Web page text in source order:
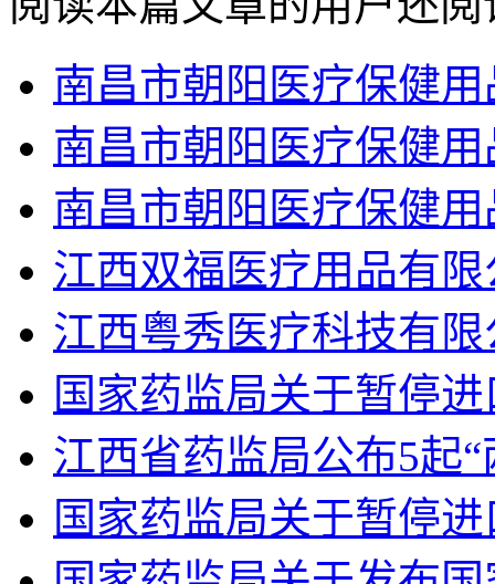
南昌市朝阳医疗保健
南昌市朝阳医疗保健
南昌市朝阳医疗保健
江西双福医疗用品有
江西粤秀医疗科技有
国家药监局关于暂停
江西省药监局公布5起
国家药监局关于暂停